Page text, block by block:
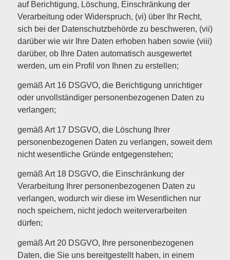
auf Berichtigung, Löschung, Einschränkung der
Verarbeitung oder Widerspruch, (vi) über Ihr Recht,
sich bei der Datenschutzbehörde zu beschweren, (vii)
darüber wie wir Ihre Daten erhoben haben sowie (viii)
darüber, ob Ihre Daten automatisch ausgewertet
werden, um ein Profil von Ihnen zu erstellen;
gemäß Art 16 DSGVO, die Berichtigung unrichtiger
oder unvollständiger personenbezogenen Daten zu
verlangen;
gemäß Art 17 DSGVO, die Löschung Ihrer
personenbezogenen Daten zu verlangen, soweit dem
nicht wesentliche Gründe entgegenstehen;
gemäß Art 18 DSGVO, die Einschränkung der
Verarbeitung Ihrer personenbezogenen Daten zu
verlangen, wodurch wir diese im Wesentlichen nur
noch speichern, nicht jedoch weiterverarbeiten
dürfen;
gemäß Art 20 DSGVO, Ihre personenbezogenen
Daten, die Sie uns bereitgestellt haben, in einem